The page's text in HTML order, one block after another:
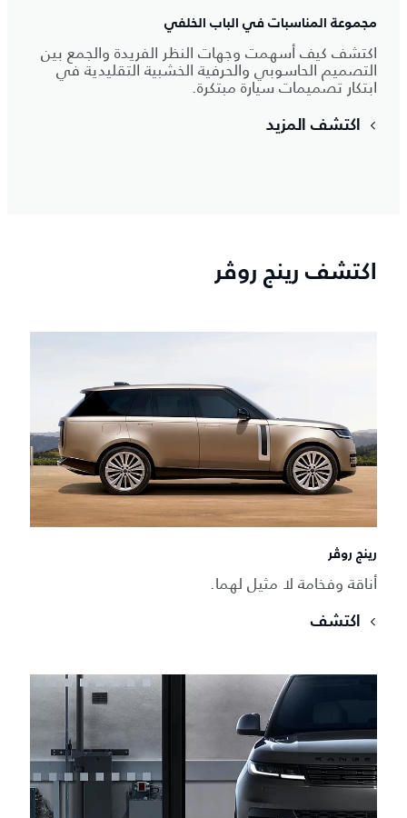
مجموعة المناسبات في الباب الخلفي
اكتشف كيف أسهمت وجهات النظر الفريدة والجمع بين
التصميم الحاسوبي والحرفية الخشبية التقليدية في
ابتكار تصميمات سيارة مبتكرة.
اكتشف المزيد
اكتشف رينج روڤر
رينج روڤر
أناقة وفخامة لا مثيل لهما.
اكتشف